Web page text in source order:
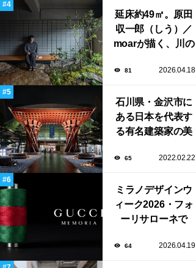
延床約49㎡。原田
収一郎（しう）／
moarが描く、川の
つながる住まい
81 2026.04.18
石川県・金沢市に
ある日本を代表す
る有名建築家の美
65 2022.02.22
ミラノデザインウ
ィーク2026・フォ
ーリサローネで
Memoria」展が開
64 2026.04.19